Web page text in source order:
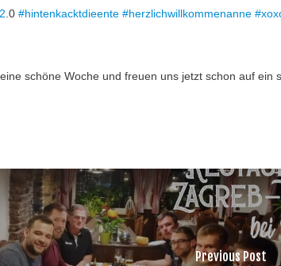
.0 #hintenkacktdieente #herzlichwillkommenanne
schöne Woche und freuen uns jetzt schon auf ein
Previous Post